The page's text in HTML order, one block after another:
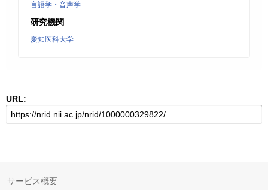
言語学・音声学
研究機関
愛知医科大学
URL:
サービス概要